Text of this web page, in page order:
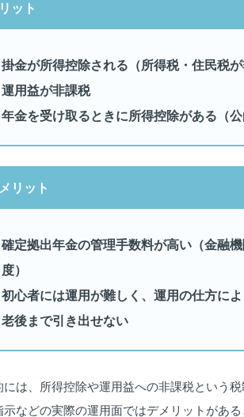
ット
掛金が所得控除される（所得税・住民税が
運用益が非課税
年金を受け取るときに所得控除がある（
リット
確定拠出年金の管理手数料が高い（金融
度）
初心者には運用が難しく、運用の仕方に
老後まで引き出せない
には、所得控除や運用益への非課税という
示などの実際の運用面ではデメリットがあ